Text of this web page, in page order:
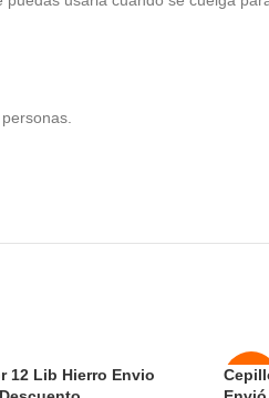
12 Lib Hierro Envio
-50%